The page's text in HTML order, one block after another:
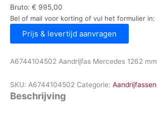
Bruto: € 995,00
Bel of mail voor korting of vul het formulier in:
Prijs & levertijd aanvragen
A6744104502 Aandrijfas Mercedes 1262 mm
SKU: A6744104502 Categorie: Aandrijfassen
Beschrijving